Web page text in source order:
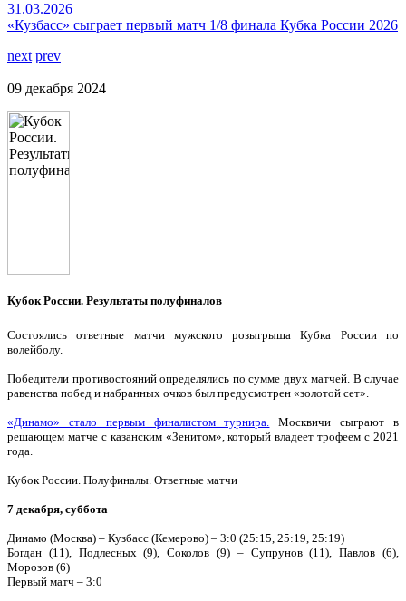
31.03.2026
«Кузбасс» сыграет первый матч 1/8 финала Кубка России 2026
next prev
09 декабря 2024
Кубок России. Результаты полуфиналов
Состоялись ответные матчи мужского розыгрыша Кубка России по
волейболу.
Победители противостояний определялись по сумме двух матчей. В случае
равенства побед и набранных очков был предусмотрен «золотой сет».
«Динамо» стало первым финалистом турнира.
Москвичи сыграют в
решающем матче с казанским «Зенитом», который владеет трофеем с 2021
года.
Кубок России. Полуфиналы. Ответные матчи
7 декабря, суббота
Динамо (Москва) – Кузбасс (Кемерово) – 3:0 (25:15, 25:19, 25:19)
Богдан (11), Подлесных (9), Соколов (9) – Супрунов (11), Павлов (6),
Морозов (6)
Первый матч – 3:0